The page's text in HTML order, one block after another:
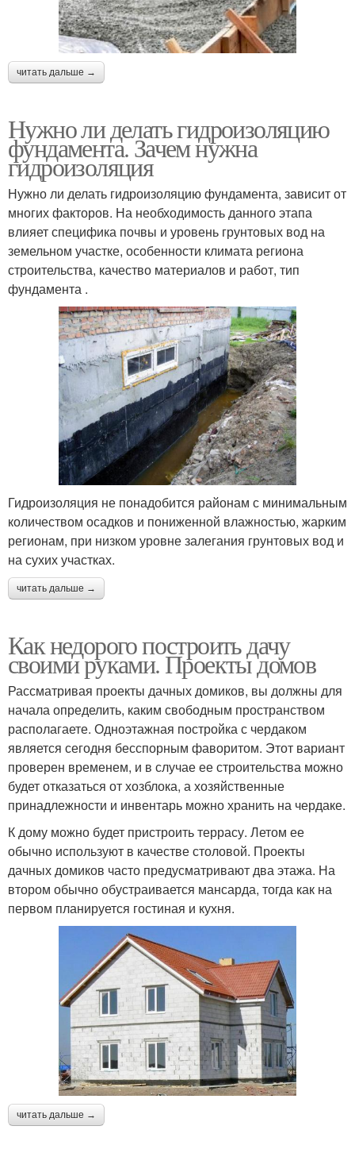
читать дальше →
Нужно ли делать гидроизоляцию
фундамента. Зачем нужна
гидроизоляция
Нужно ли делать гидроизоляцию фундамента, зависит от
многих факторов. На необходимость данного этапа
влияет специфика почвы и уровень грунтовых вод на
земельном участке, особенности климата региона
строительства, качество материалов и работ, тип
фундамента .
Гидроизоляция не понадобится районам с минимальным
количеством осадков и пониженной влажностью, жарким
регионам, при низком уровне залегания грунтовых вод и
на сухих участках.
читать дальше →
Как недорого построить дачу
своими руками. Проекты домов
Рассматривая проекты дачных домиков, вы должны для
начала определить, каким свободным пространством
располагаете. Одноэтажная постройка с чердаком
является сегодня бесспорным фаворитом. Этот вариант
проверен временем, и в случае ее строительства можно
будет отказаться от хозблока, а хозяйственные
принадлежности и инвентарь можно хранить на чердаке.
К дому можно будет пристроить террасу. Летом ее
обычно используют в качестве столовой. Проекты
дачных домиков часто предусматривают два этажа. На
втором обычно обустраивается мансарда, тогда как на
первом планируется гостиная и кухня.
читать дальше →